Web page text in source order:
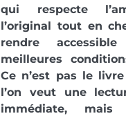
qui respecte
l’original tout en
rendre
meilleures
Ce n’est pas le
l’on veut une
immédiate, mais